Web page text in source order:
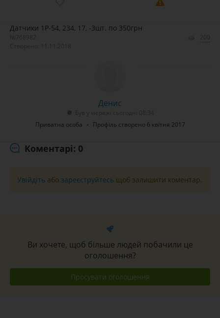
Датчики 1Р-54, 234, 17, -3шт. по 350грн
Денис
Приватна особа
Профіль створено 6 квітня 2017
Коментарі: 0
Увійдіть або зареєструйтесь щоб залишити коментар.
Ви хочете, щоб більше людей побачили це
оголошення?
Просувати оголошення